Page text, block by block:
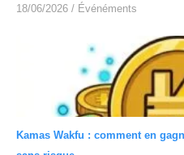
18/06/2026 / Événéments
Kamas Wakfu : comment en